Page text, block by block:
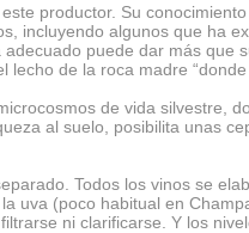
productor. Su
incluyendo algunos que ha
puede dar más que
de la roca madre “donde
de vida silvestre,
al suelo, posibilita unas
Todos los vinos se
uva (poco habitual en
ni clarificarse. Y los